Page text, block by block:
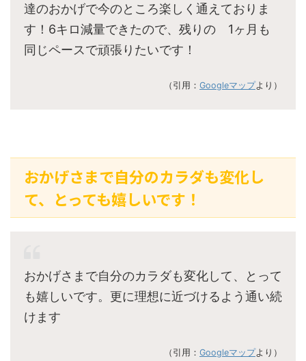
達のおかげで今のところ楽しく通えておりま
す！6キロ減量できたので、残りの 1ヶ月も
同じペースで頑張りたいです！
（引用： Googleマップより）
おかげさまで自分のカラダも変化し
て、とっても嬉しいです！
おかげさまで自分のカラダも変化して、とって
も嬉しいです。更に理想に近づけるよう通い続
けます
（引用： Googleマップより）